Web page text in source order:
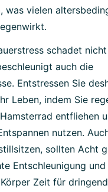
was vielen
schadet
auch die
Entstressen Sie
Leben, indem Sie
entfliehen
nutzen.
sollten Acht
Entschleunigung und
Zeit für